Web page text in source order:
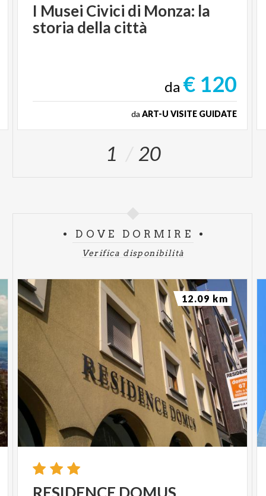
I Musei Civici di Monza: la
storia della città
da € 120
da ART-U VISITE GUIDATE
1 20
DOVE DORMIRE
Verifica disponibilità
12.09 km